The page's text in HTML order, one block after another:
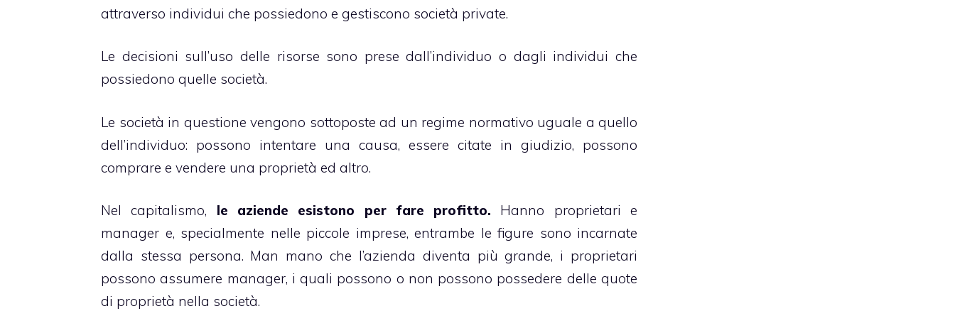
attraverso individui che possiedono e gestiscono società private.
Le decisioni sull’uso delle risorse sono prese dall’individuo o dagli individui che
possiedono quelle società.
Le società in questione vengono sottoposte ad un regime normativo uguale a quello
dell’individuo: possono intentare una causa, essere citate in giudizio, possono
comprare e vendere una proprietà ed altro.
Nel capitalismo, le aziende esistono per fare profitto. Hanno proprietari e
manager e, specialmente nelle piccole imprese, entrambe le figure sono incarnate
dalla stessa persona. Man mano che l’azienda diventa più grande, i proprietari
possono assumere manager, i quali possono o non possono possedere delle quote
di proprietà nella società.